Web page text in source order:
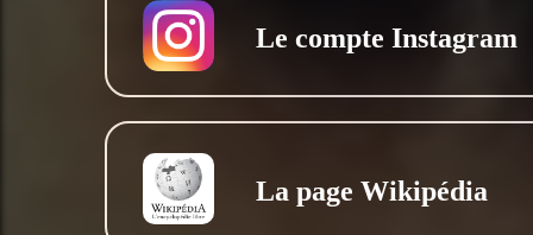
Le compte Instagram
La page Wikipédia